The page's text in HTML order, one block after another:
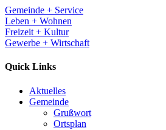
Gemeinde + Service
Leben + Wohnen
Freizeit + Kultur
Gewerbe + Wirtschaft
Quick Links
Aktuelles
Gemeinde
Grußwort
Ortsplan